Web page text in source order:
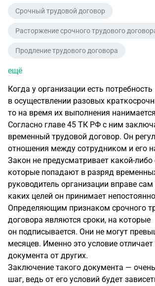
Срочный трудовой договор
Расторжение срочного трудового
Продление трудового договора
ещё
Когда у организации есть потребность
в осуществлении разовых
то на время их выполнения
Согласно главе 45 ТК РФ с ним
временный трудовой договор. Он
отношения между сотрудником и его
Закон не предусматривает какой-либо
которые попадают в разряд
руководитель организации вправе
каких целей он принимает
Определяющим признаком срочного
договора являются сроки, на которые
он подписывается. Они не могут
месяцев. Именно это условие отличает
документа от других.
Заключение такого документа —
шаг, ведь от его условий будет